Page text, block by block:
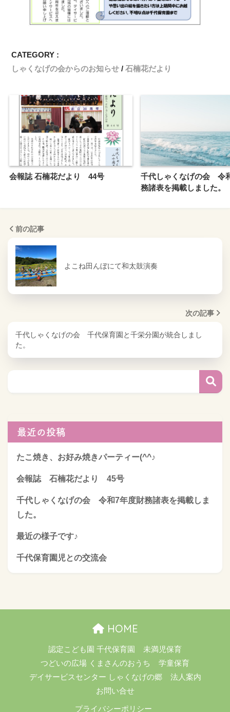
CATEGORY :
しゃくなげの会からのお知らせ
石楠花だより
会報誌 石楠花だより 44号
千代しゃくなげの会 令
務諸表を掲載しました。
前の記事
よこね田んぼにて和太鼓演奏
次の記事
千代しゃくなげの会 千代保育園と千栄分園が統合しまし
た。
最近の投稿
たこ焼き、お好み焼きパーティー(^^♪
会報誌 石楠花だより 45号
千代しゃくなげの会 令和7年度財務諸表を掲載しま
した。
最近の様子です♪
千代保育園児との交流会
HOME
認定こども園 千代保育園
未満児保育
つどいの広場 くまさんのおうち
学童保育
デイサービスセンター しゃくなげの郷
法人案内
お問い合せ
プライバシーポリシー